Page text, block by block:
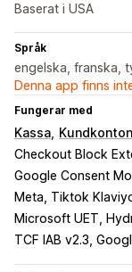
Baserat i USA
Språk
engelska, franska,
Denna app finns
Fungerar med
Kassa Kundkonton
Checkout Block
Google Consent
Meta, Tiktok
Microsoft UET,
TCF IAB v2.3,